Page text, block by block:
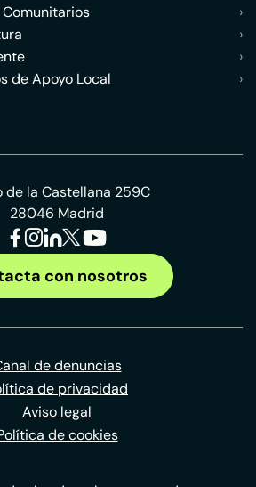
›
›
›
de Apoyo Local
›
de la Castellana 259C
28046 Madrid
con nosotros
de denuncias
de privacidad
Aviso legal
de cookies